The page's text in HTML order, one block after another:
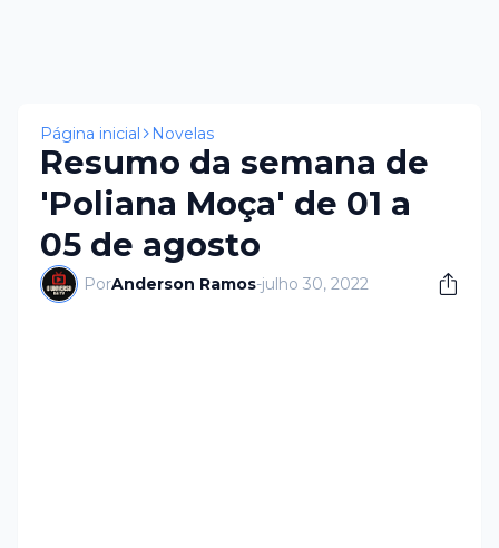
Página inicial Novelas
Resumo da semana de
'Poliana Moça' de 01 a
05 de agosto
PorAnderson Ramos-julho 30, 2022